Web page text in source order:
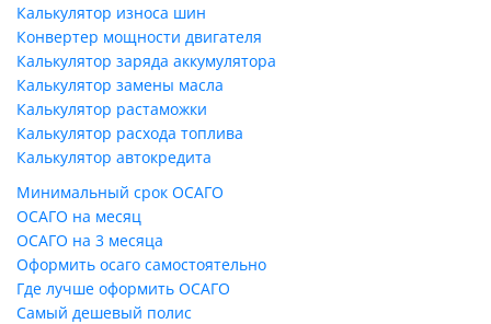
Калькулятор износа шин
Конвертер мощности двигателя
Калькулятор заряда аккумулятора
Калькулятор замены масла
Калькулятор растаможки
Калькулятор расхода топлива
Калькулятор автокредита
Минимальный срок ОСАГО
ОСАГО на месяц
ОСАГО на 3 месяца
Оформить осаго самостоятельно
Где лучше оформить ОСАГО
Самый дешевый полис